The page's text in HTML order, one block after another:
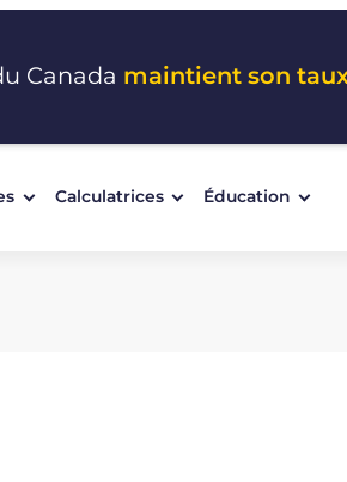
Canada maintient son taux
Calculatrices Éducation